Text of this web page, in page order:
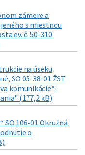
zámere a
s miestnou
ev. č. 50-310
na úseku
SO 05-38-01 ŽST
komunikácie“-
(177,2 kB)
SO 106-01 Okružná
o